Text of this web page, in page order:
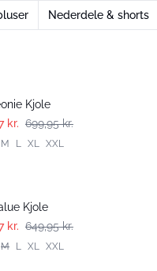
Nederdele & shorts
Kjole
kr. 699,95 kr.
M L XL XXL
Kjole
kr. 649,95 kr.
M L XL XXL